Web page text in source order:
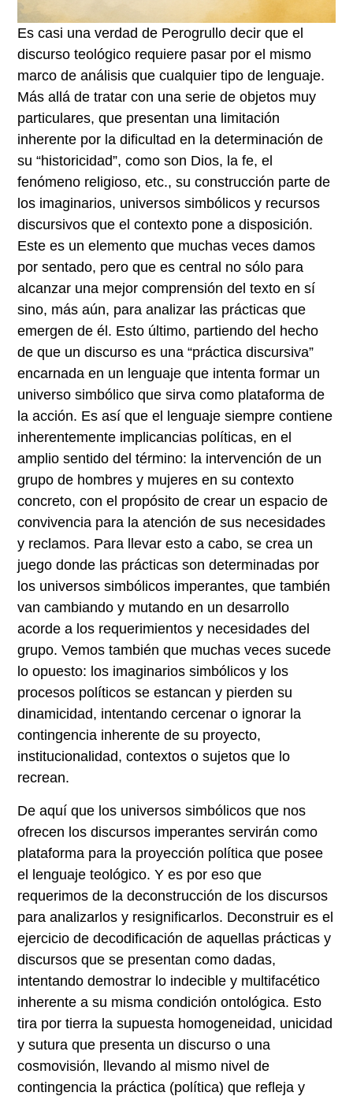
Es casi una verdad de Perogrullo decir que el
discurso teológico requiere pasar por el mismo
marco de análisis que cualquier tipo de lenguaje.
Más allá de tratar con una serie de objetos muy
particulares, que presentan una limitación
inherente por la dificultad en la determinación de
su “historicidad”, como son Dios, la fe, el
fenómeno religioso, etc., su construcción parte de
los imaginarios, universos simbólicos y recursos
discursivos que el contexto pone a disposición.
Este es un elemento que muchas veces damos
por sentado, pero que es central no sólo para
alcanzar una mejor comprensión del texto en sí
sino, más aún, para analizar las prácticas que
emergen de él. Esto último, partiendo del hecho
de que un discurso es una “práctica discursiva”
encarnada en un lenguaje que intenta formar un
universo simbólico que sirva como plataforma de
la acción. Es así que el lenguaje siempre contiene
inherentemente implicancias políticas, en el
amplio sentido del término: la intervención de un
grupo de hombres y mujeres en su contexto
concreto, con el propósito de crear un espacio de
convivencia para la atención de sus necesidades
y reclamos. Para llevar esto a cabo, se crea un
juego donde las prácticas son determinadas por
los universos simbólicos imperantes, que también
van cambiando y mutando en un desarrollo
acorde a los requerimientos y necesidades del
grupo. Vemos también que muchas veces sucede
lo opuesto: los imaginarios simbólicos y los
procesos políticos se estancan y pierden su
dinamicidad, intentando cercenar o ignorar la
contingencia inherente de su proyecto,
institucionalidad, contextos o sujetos que lo
recrean.
De aquí que los universos simbólicos que nos
ofrecen los discursos imperantes servirán como
plataforma para la proyección política que posee
el lenguaje teológico. Y es por eso que
requerimos de la deconstrucción de los discursos
para analizarlos y resignificarlos. Deconstruir es el
ejercicio de decodificación de aquellas prácticas y
discursos que se presentan como dadas,
intentando demostrar lo indecible y multifacético
inherente a su misma condición ontológica. Esto
tira por tierra la supuesta homogeneidad, unicidad
y sutura que presenta un discurso o una
cosmovisión, llevando al mismo nivel de
contingencia la práctica (política) que refleja y